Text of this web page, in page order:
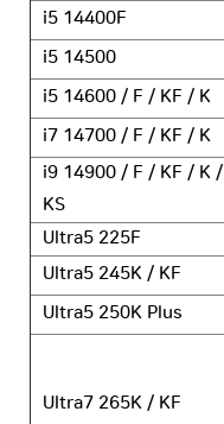
i5 14400F
i5 14500
i5 14600 / F / KF / K
i7 14700 / F / KF / K
i9 14900 / F / KF / K /
KS
Ultra5 225F
Ultra5 245K / KF
Ultra5 250K Plus
Ultra7 265K / KF